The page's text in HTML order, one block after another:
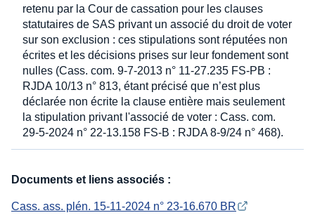
retenu par la Cour de cassation pour les clauses
statutaires de SAS privant un associé du droit de voter
sur son exclusion : ces stipulations sont réputées non
écrites et les décisions prises sur leur fondement sont
nulles (Cass. com. 9-7-2013 n° 11-27.235 FS-PB :
RJDA 10/13 n° 813, étant précisé que n’est plus
déclarée non écrite la clause entière mais seulement
la stipulation privant l'associé de voter : Cass. com.
29-5-2024 n° 22-13.158 FS-B : RJDA 8-9/24 n° 468).
Documents et liens associés :
Cass. ass. plén. 15-11-2024 n° 23-16.670 BR